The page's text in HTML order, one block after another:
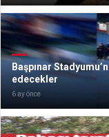
Başpınar
edecekler
6 ay önce